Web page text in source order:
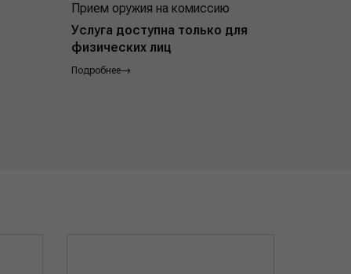
Прием оружия на комиссию
Услуга доступна только для
физических лиц
Подробнее